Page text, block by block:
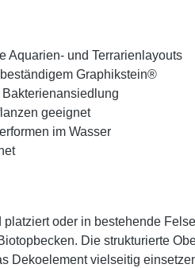
Aquarien- und Terrarienlayouts
Graphikstein®
geeignet
im Wasser
oder in bestehende
Die strukturierte
Dekoelement vielseitig